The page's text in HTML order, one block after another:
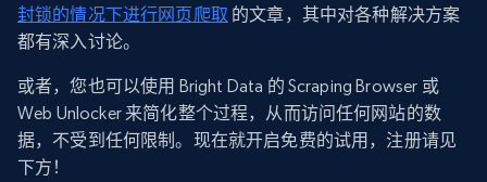
封锁的情况下进行网页爬取 的文章，其中对各种解决方案
都有深入讨论。
或者，您也可以使用 Bright Data 的 Scraping Browser 或
Web Unlocker 来简化整个过程，从而访问任何网站的数
据，不受到任何限制。现在就开启免费的试用，注册请见
下方！